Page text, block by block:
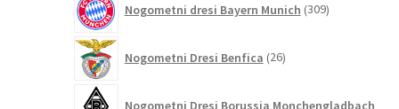
Nogometni dresi Bayern Munich 309izdelkov
Nogometni Dresi Benfica 26izdelkov
Nogometni Dresi Borussia Monchengladbach